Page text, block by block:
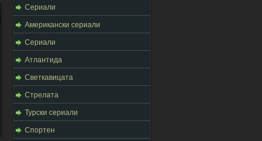
Сериали
Американски сериали
Сериали
Атлантида
Светкавицата
Стрелата
Турски сериали
Спортен